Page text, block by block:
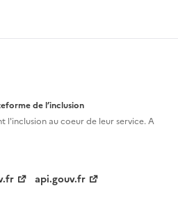
de l’inclusion
l'inclusion aucoeur de leur service. A
api.gouv.fr